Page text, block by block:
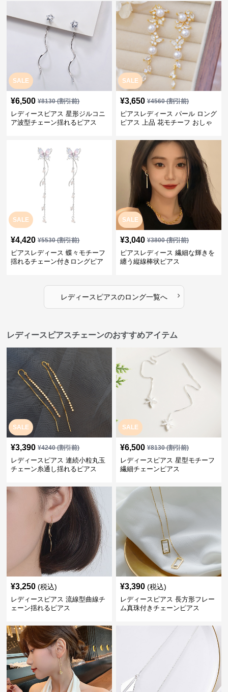
SALE
¥6,500 ¥8130(割引前)
レディースピアス 星形ジルコニ
ア波型チェーン揺れるピアス
SALE
¥3,650 ¥4560(割引前)
ピアスレディース パール ロング
ピアス 上品 花モチーフ おしゃ
SALE
¥4,420 ¥5530(割引前)
ピアスレディース 蝶々モチーフ
揺れるチェーン付きロングピア
SALE
¥3,040 ¥3800(割引前)
ピアスレディース 繊細な輝きを
纏う縦線棒状ピアス
レディースピアスのロング一覧へ ›
レディースピアスチェーンのおすすめアイテム
SALE
¥3,390 ¥4240(割引前)
レディースピアス 連続小粒丸玉
チェーン糸通し揺れるピアス
SALE
¥6,500 ¥8130(割引前)
レディースピアス 星型モチーフ
繊細チェーンピアス
¥3,250 (税込)
レディースピアス 流線型曲線チ
ェーン揺れるピアス
¥3,390 (税込)
レディースピアス 長方形フレー
ム真珠付きチェーンピアス